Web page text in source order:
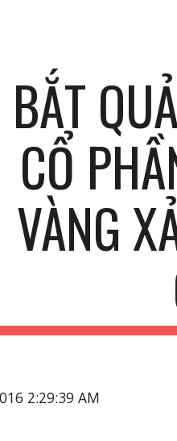
BẮT
CỔ
VÀNG
2:29:39 AM